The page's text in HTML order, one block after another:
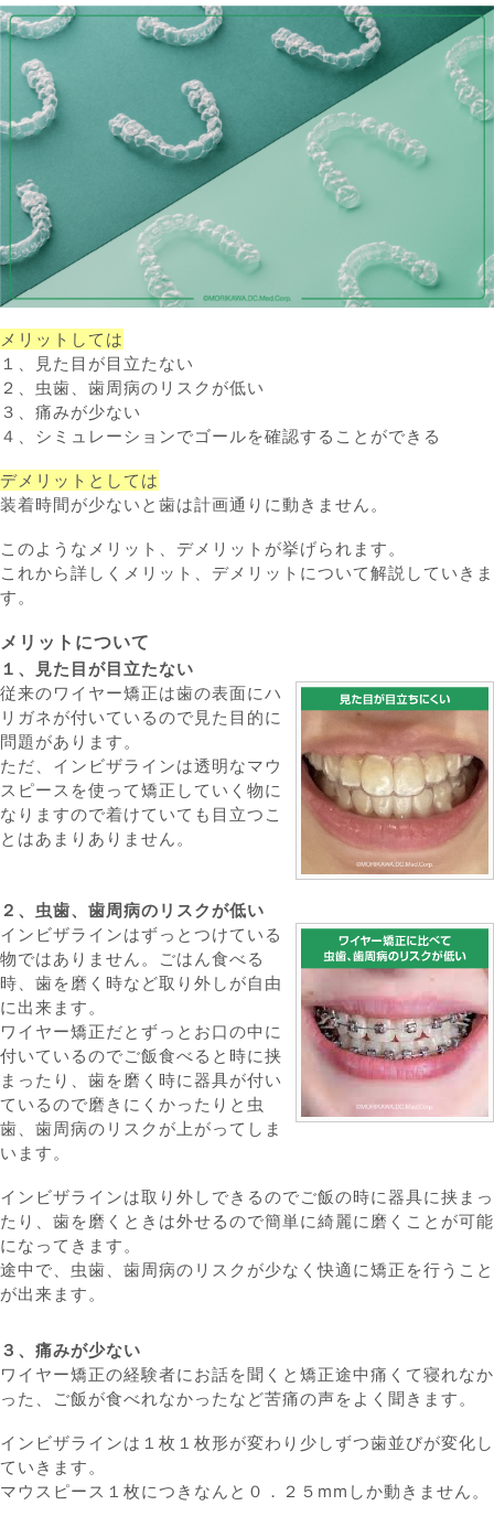
メリットしては
１、見た目が目立たない
２、虫歯、歯周病のリスクが低い
３、痛みが少ない
４、シミュレーションでゴールを確認することができる
デメリットとしては
装着時間が少ないと歯は計画通りに動きません。
このようなメリット、デメリットが挙げられます。
これから詳しくメリット、デメリットについて解説していきま
す。
メリットについて
１、見た目が目立たない
従来のワイヤー矯正は歯の表面にハ
リガネが付いているので見た目的に
問題があります。
ただ、インビザラインは透明なマウ
スピースを使って矯正していく物に
なりますので着けていても目立つこ
とはあまりありません。
２、虫歯、歯周病のリスクが低い
インビザラインはずっとつけている
物ではありません。ごはん食べる
時、歯を磨く時など取り外しが自由
に出来ます。
ワイヤー矯正だとずっとお口の中に
付いているのでご飯食べると時に挟
まったり、歯を磨く時に器具が付い
ているので磨きにくかったりと虫
歯、歯周病のリスクが上がってしま
います。
インビザラインは取り外しできるのでご飯の時に器具に挟まっ
たり、歯を磨くときは外せるので簡単に綺麗に磨くことが可能
になってきます。
途中で、虫歯、歯周病のリスクが少なく快適に矯正を行うこと
が出来ます。
３、痛みが少ない
ワイヤー矯正の経験者にお話を聞くと矯正途中痛くて寝れなか
った、ご飯が食べれなかったなど苦痛の声をよく聞きます。
インビザラインは１枚１枚形が変わり少しずつ歯並びが変化し
ていきます。
マウスピース１枚につきなんと０．２５mmしか動きません。